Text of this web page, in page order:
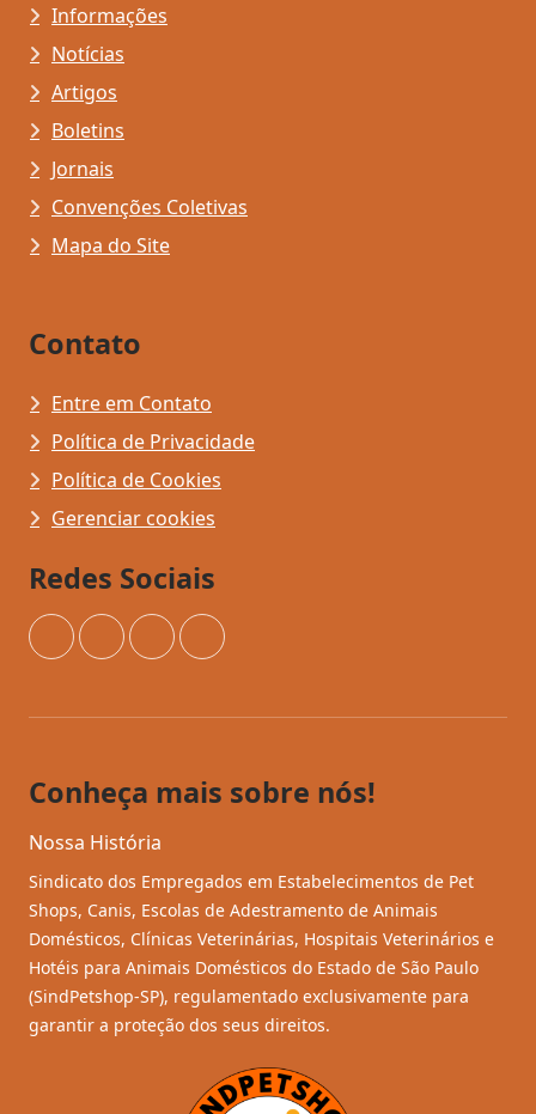
Informações
Notícias
Artigos
Boletins
Jornais
Convenções Coletivas
Mapa do Site
Contato
Entre em Contato
Política de Privacidade
Política de Cookies
Gerenciar cookies
Redes Sociais
InstagramFacebookYouTubeTikTok
Conheça mais sobre nós!
Nossa História
Sindicato dos Empregados em Estabelecimentos de Pet
Shops, Canis, Escolas de Adestramento de Animais
Domésticos, Clínicas Veterinárias, Hospitais Veterinários e
Hotéis para Animais Domésticos do Estado de São Paulo
(SindPetshop-SP), regulamentado exclusivamente para
garantir a proteção dos seus direitos.